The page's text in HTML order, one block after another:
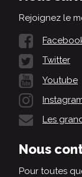
Rejoignez le
Twitter
Youtube
Les
Nous
Pour toutes